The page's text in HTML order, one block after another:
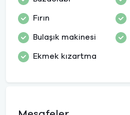
Fırın
Bulaşık makinesi
Ekmek kızartma